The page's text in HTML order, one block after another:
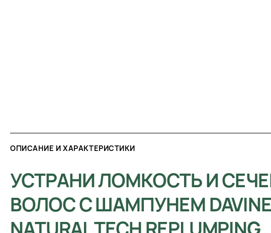
ОПИСАНИЕ И ХАРАКТЕРИСТИКИ
УСТРАНИ ЛОМКОСТЬ И
ВОЛОС С ШАМПУНЕМ